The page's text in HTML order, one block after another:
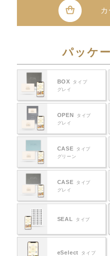
パッケ
BOX
タイプ
グレイ
OPEN
タイプ
グレイ
CASE
タイプ
グリーン
CASE
タイプ
グレイ
SEAL タイプ
eSelect タイプ